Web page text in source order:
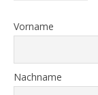
Vorname
Nachname